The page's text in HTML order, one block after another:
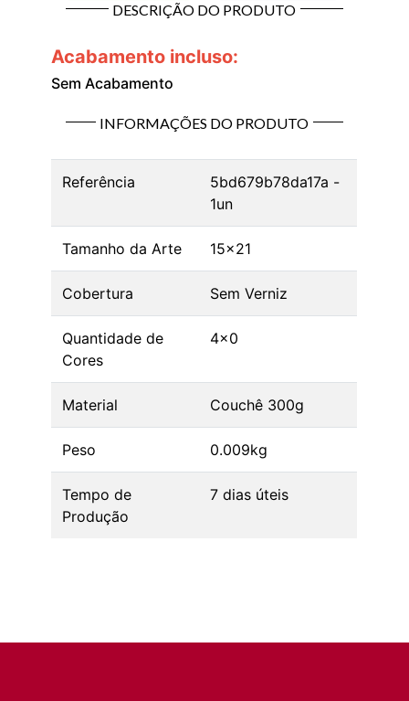
DESCRIÇÃO DO PRODUTO
Acabamento incluso:
Sem Acabamento
INFORMAÇÕES DO PRODUTO
Referência
5bd679b78da17a -
1un
Tamanho da Arte 15x21
Cobertura Sem Verniz
Quantidade de
Cores
4x0
Material Couchê 300g
Peso 0.009kg
Tempo de
Produção
7 dias úteis